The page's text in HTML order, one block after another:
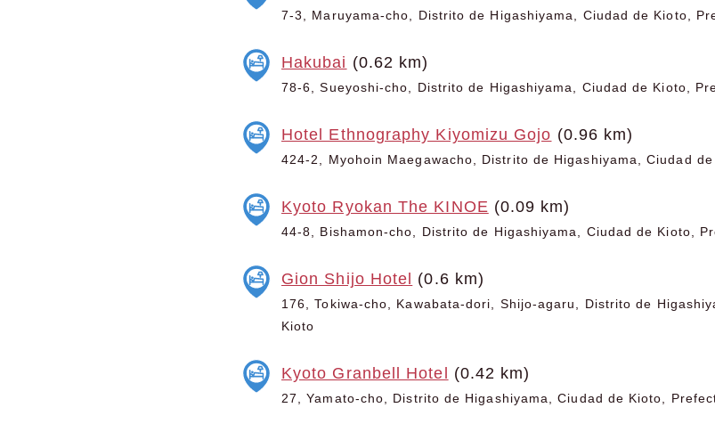
7-3, Maruyama-cho, Distrito de Higashiyama, Ciudad de Kioto,
Hakubai (0.62 km)
78-6, Sueyoshi-cho, Distrito de Higashiyama, Ciudad de Kioto,
Hotel Ethnography Kiyomizu Gojo (0.96 km)
424-2, Myohoin Maegawacho, Distrito de Higashiyama, Ciudad
Kyoto Ryokan The KINOE (0.09 km)
44-8, Bishamon-cho, Distrito de Higashiyama, Ciudad de Kioto,
Gion Shijo Hotel (0.6 km)
176, Tokiwa-cho, Kawabata-dori, Shijo-agaru, Distrito de
Kioto
Kyoto Granbell Hotel (0.42 km)
27, Yamato-cho, Distrito de Higashiyama, Ciudad de Kioto,